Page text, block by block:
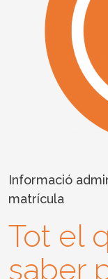
Informació
matrícula
Tot el
saber